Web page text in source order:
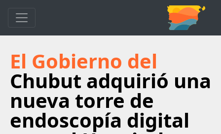
El Gobierno del
Chubut adquirió una
nueva torre de
endoscopía digital